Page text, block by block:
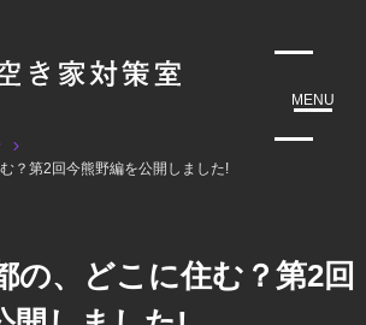
MENU
？第2回今熊野編を公開しました!
の、どこに住む？第2回